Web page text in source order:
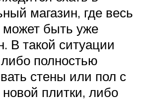
магазин, где весь
может быть уже
В такой ситуации
полностью
стены или пол с
плитки, либо